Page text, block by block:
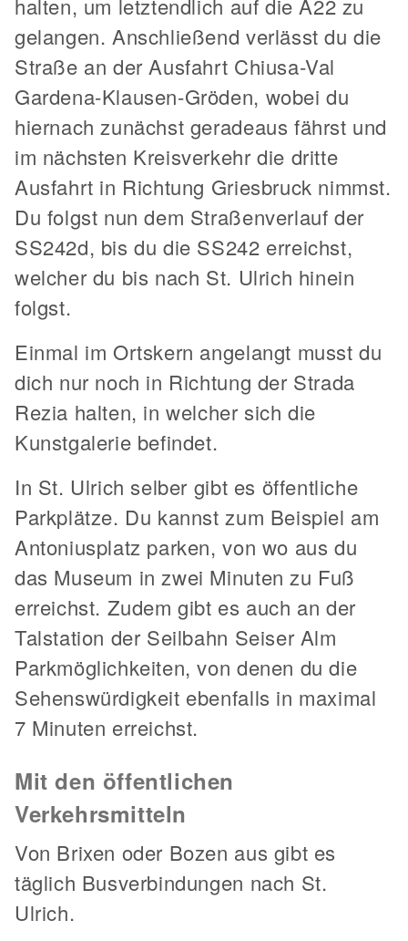
halten, um letztendlich auf die A22 zu
gelangen. Anschließend verlässt du die
Straße an der Ausfahrt Chiusa-Val
Gardena-Klausen-Gröden, wobei du
hiernach zunächst geradeaus fährst und
im nächsten Kreisverkehr die dritte
Ausfahrt in Richtung Griesbruck nimmst.
Du folgst nun dem Straßenverlauf der
SS242d, bis du die SS242 erreichst,
welcher du bis nach St. Ulrich hinein
folgst.
Einmal im Ortskern angelangt musst du
dich nur noch in Richtung der Strada
Rezia halten, in welcher sich die
Kunstgalerie befindet.
In St. Ulrich selber gibt es öffentliche
Parkplätze. Du kannst zum Beispiel am
Antoniusplatz parken, von wo aus du
das Museum in zwei Minuten zu Fuß
erreichst. Zudem gibt es auch an der
Talstation der Seilbahn Seiser Alm
Parkmöglichkeiten, von denen du die
Sehenswürdigkeit ebenfalls in maximal
7 Minuten erreichst.
Mit den öffentlichen
Verkehrsmitteln
Von Brixen oder Bozen aus gibt es
täglich Busverbindungen nach St.
Ulrich.